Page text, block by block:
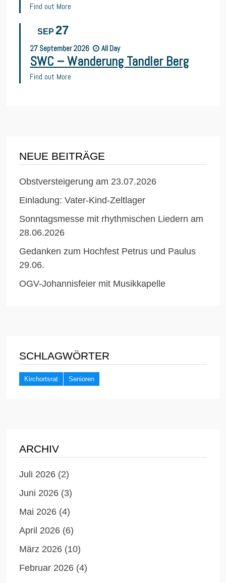
Find out More
SEP 27
27 September2026 All Day
SWC – Wanderung Tandler Berg
Find out More
NEUE BEITRÄGE
Obstversteigerung am 23.07.2026
Einladung: Vater-Kind-Zeltlager
Sonntagsmesse mit rhythmischen Liedern am
28.06.2026
Gedanken zum Hochfest Petrus und Paulus
29.06.
OGV-Johannisfeier mit Musikkapelle
SCHLAGWÖRTER
Kirchortsrat Senioren
ARCHIV
Juli 2026 (2)
Juni 2026 (3)
Mai 2026 (4)
April 2026 (6)
März 2026 (10)
Februar 2026 (4)